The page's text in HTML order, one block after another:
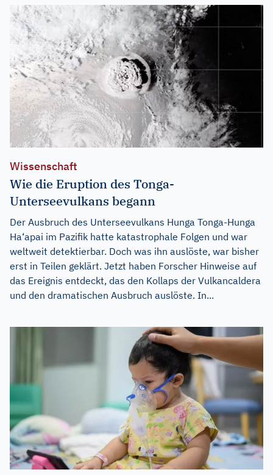
Wissenschaft
Wie die Eruption des Tonga-
Unterseevulkans begann
Der Ausbruch des Unterseevulkans Hunga Tonga-Hunga
Ha‘apai im Pazifik hatte katastrophale Folgen und war
weltweit detektierbar. Doch was ihn auslöste, war bisher
erst in Teilen geklärt. Jetzt haben Forscher Hinweise auf
das Ereignis entdeckt, das den Kollaps der Vulkancaldera
und den dramatischen Ausbruch auslöste. In...